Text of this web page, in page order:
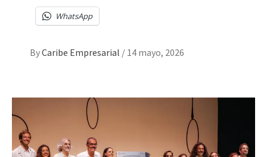
WhatsApp
ByCaribe Empresarial / 14 mayo, 2026